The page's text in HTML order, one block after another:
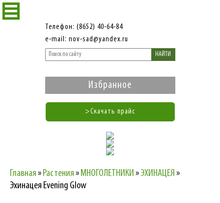
Телефон: (8652) 40-64-84
e-mail: nov-sad@yandex.ru
НАЙТИ
Избранное
>Скачать прайс
Главная» Растения» МНОГОЛЕТНИКИ »ЭХИНАЦЕЯ »
Эхинацея Evening Glow